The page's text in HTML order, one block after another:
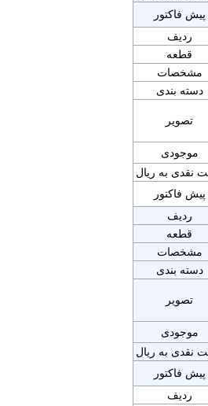
پیش فاکتور
ردیف
قطعه
مشخصات
دسته بندی
تصویر
موجودی
نقدی به ریال
پیش فاکتور
ردیف
قطعه
مشخصات
دسته بندی
تصویر
موجودی
نقدی به ریال
پیش فاکتور
ردیف